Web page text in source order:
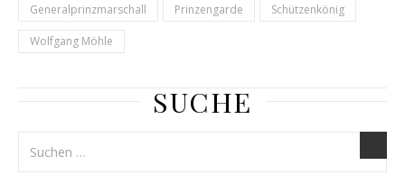
Generalprinzmarschall Prinzengarde Schützenkönig
Wolfgang Möhle
SUCHE